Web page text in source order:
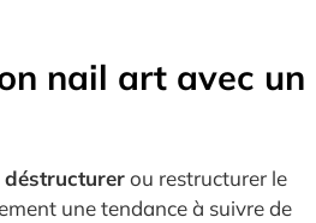
nail art avec un
déstructurerou restructurer le
une tendance à suivre de